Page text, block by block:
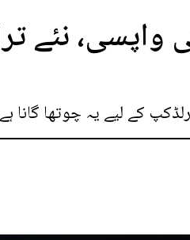
شکیرا کی
کے لیے یہ چوتھا گانا